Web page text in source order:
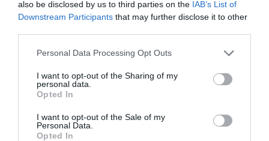
also be disclosed by us to third parties on the IAB’s List of
Downstream Participants that may further disclose it to other
Personal Data Processing Opt Outs
I want to opt-out of the Sharing of my
personal data.
Opted In
I want to opt-out of the Sale of my
Personal Data.
Opted In
Christine
Francja
Lipiec 2012
Podróżujący z przyjaciółmi/kolegami z
ZNAKOMITY
/10
Très bon rapport qualité prix et très bonne focacceria, petit déjeuner très
complet avec produits frais.
Les seuls bémols sont l'environnement et la vue.
Wróciłbyś do tego hotelu?